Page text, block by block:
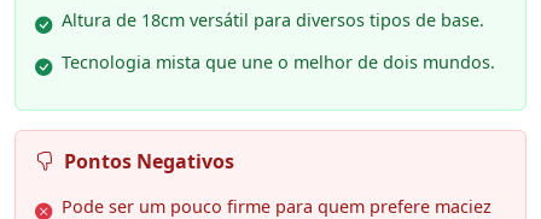
Altura de 18cm versátil para diversos tipos de base.
Tecnologia mista que une o melhor de dois mundos.
Pontos Negativos
Pode ser um pouco firme para quem prefere maciez